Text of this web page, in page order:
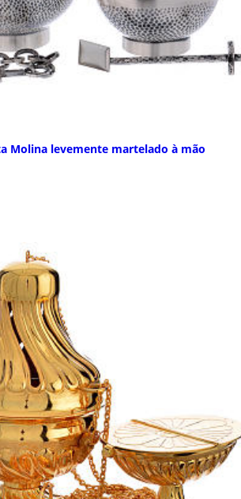
Molina levemente martelado à mão